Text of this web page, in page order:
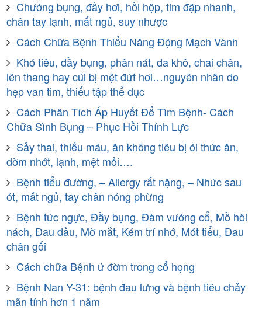
Chướng bụng, đầy hơi, hồi hộp, tim đập nhanh,
chân tay lạnh, mất ngủ, suy nhược
Cách Chữa Bệnh Thiểu Năng Động Mạch Vành
Khó tiêu, đầy bụng, phân nát, da khô, chai chân,
lên thang hay cúi bị mệt đứt hơi…nguyên nhân do
hẹp van tim, thiếu tập thể dục
Cách Phân Tích Áp Huyết Để Tìm Bệnh- Cách
Chữa Sình Bụng – Phục Hồi Thính Lực
Sảy thai, thiếu máu, ăn không tiêu bị ói thức ăn,
đờm nhớt, lạnh, mệt mỏi….
Bệnh tiểu đường, – Allergy rất nặng, – Nhức sau
ót, mất ngủ, tay chân nóng phừng
Bệnh tức ngực, Đầy bụng, Đàm vướng cổ, Mồ hôi
nách, Đau đầu, Mờ mắt, Kém trí nhớ, Mót tiểu, Đau
chân gối
Cách chữa Bệnh ứ đờm trong cổ họng
Bệnh Nan Y-31: bệnh đau lưng và bệnh tiêu chảy
mãn tính hơn 1 năm